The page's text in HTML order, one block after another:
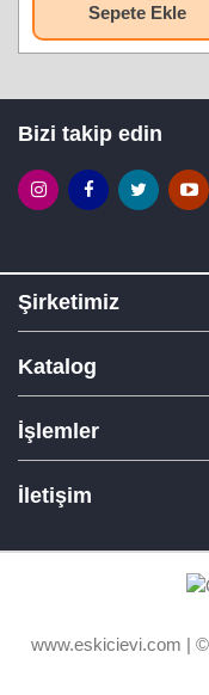
Sepete Ekle
Bizi takip edin
Şirketimiz
Katalog
İşlemler
İletişim
www.eskicievi.com | ©